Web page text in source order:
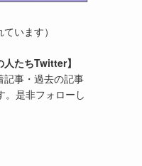
います）
人たちTwitter】
記事・過去の記事
。是非フォローし